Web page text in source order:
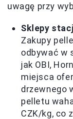
uwagę przy
Sklepy
Zakupy
odbywać w
jak OBI,
miejsca
drzewnego
pelletu
CZK/kg, co